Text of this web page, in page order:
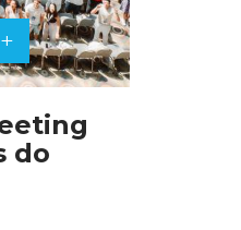
+
do